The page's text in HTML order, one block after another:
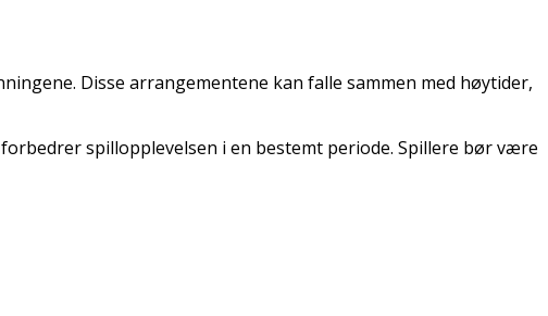
Disse arrangementene kan falle sammen med høytider,
spillopplevelsen i en bestemt periode. Spillere bør være